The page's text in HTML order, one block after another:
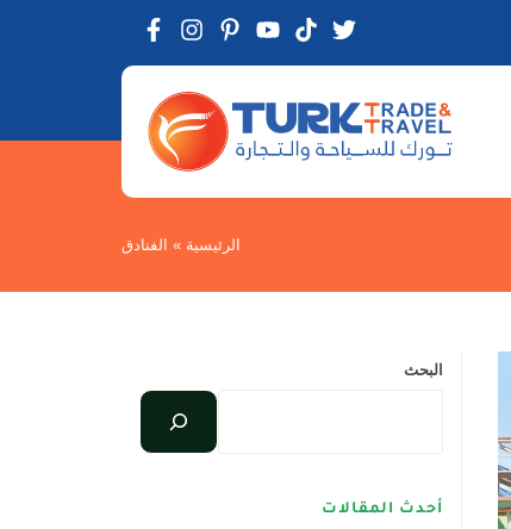
الرئيسية » الفنادق
البحث
أحدث المقالات